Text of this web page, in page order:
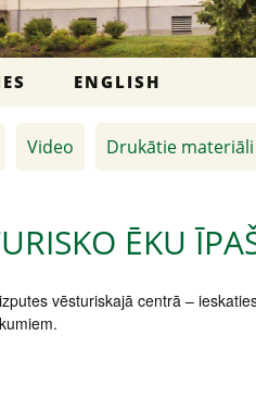
ENGLISH
Video Drukātie materiāli
ĒKU
vēsturiskajā centrā –